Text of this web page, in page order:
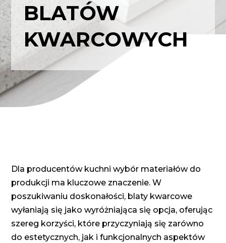
BLATÓW
KWARCOWYCH
Dla producentów kuchni wybór materiałów do
produkcji ma kluczowe znaczenie. W
poszukiwaniu doskonałości, blaty kwarcowe
wyłaniają się jako wyróżniająca się opcja, oferując
szereg korzyści, które przyczyniają się zarówno
do estetycznych, jak i funkcjonalnych aspektów